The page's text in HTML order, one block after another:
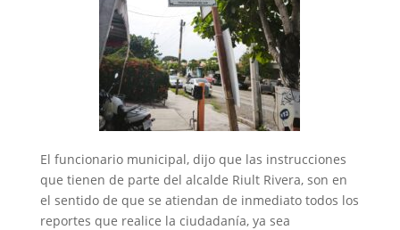
El funcionario municipal, dijo que las instrucciones
que tienen de parte del alcalde Riult Rivera, son en
el sentido de que se atiendan de inmediato todos los
reportes que realice la ciudadanía, ya sea